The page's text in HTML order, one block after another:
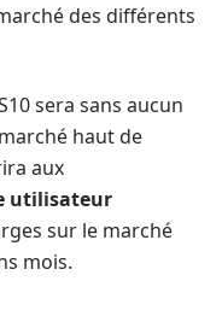
des différents
sera sans aucun
haut de
aux
utilisateur
sur le marché
mois.